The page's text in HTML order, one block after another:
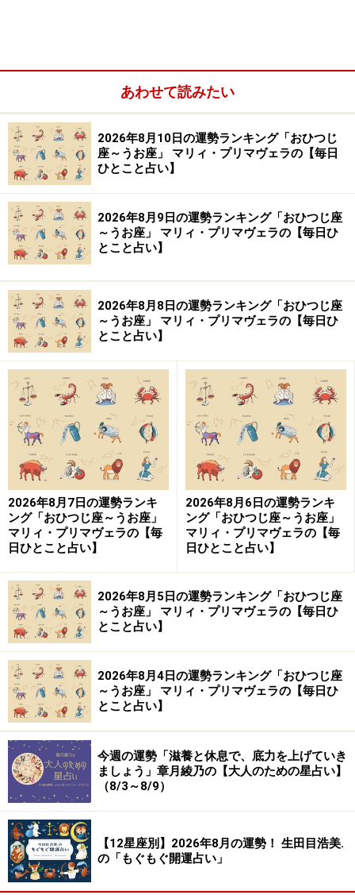
Amazonで占い関連の商品をチェック！
楽天市場で占い関連の商品をチェック！
あわせて読みたい
2026年8月10日の運勢ランキング「おひつじ
座～うお座」 マリィ・プリマヴェラの【毎日
ひとこと占い】
2026年8月9日の運勢ランキング「おひつじ座
～うお座」 マリィ・プリマヴェラの【毎日ひ
とこと占い】
2026年8月8日の運勢ランキング「おひつじ座
～うお座」 マリィ・プリマヴェラの【毎日ひ
とこと占い】
2026年8月7日の運勢ランキ
ング「おひつじ座～うお座」
マリィ・プリマヴェラの【毎
日ひとこと占い】
2026年8月6日の運勢ランキ
ング「おひつじ座～うお座」
マリィ・プリマヴェラの【毎
日ひとこと占い】
2026年8月5日の運勢ランキング「おひつじ座
～うお座」 マリィ・プリマヴェラの【毎日ひ
とこと占い】
2026年8月4日の運勢ランキング「おひつじ座
～うお座」 マリィ・プリマヴェラの【毎日ひ
とこと占い】
今週の運勢「滋養と休息で、底力を上げていき
ましょう」章月綾乃の【大人のための星占い】
（8/3～8/9）
【12星座別】2026年8月の運勢！ 生田目浩美.
の「もぐもぐ開運占い」